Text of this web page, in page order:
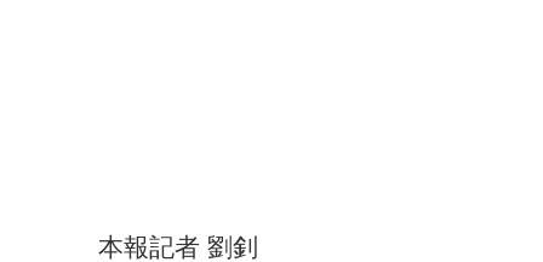
本報記者 劉釗